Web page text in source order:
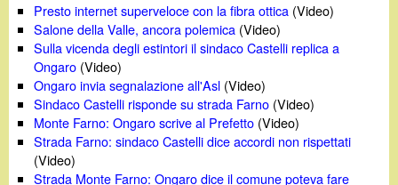
Presto internet superveloce con la fibra ottica (Video)
Salone della Valle, ancora polemica (Video)
Sulla vicenda degli estintori il sindaco Castelli replica a
Ongaro (Video)
Ongaro invia segnalazione all'Asl (Video)
Sindaco Castelli risponde su strada Farno (Video)
Monte Farno: Ongaro scrive al Prefetto (Video)
Strada Farno: sindaco Castelli dice accordi non rispettati
(Video)
Strada Monte Farno: Ongaro dice il comune poteva fare